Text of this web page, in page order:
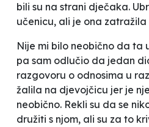
bili su na strani dječaka.
učenicu, ali je ona
Nije mi bilo neobično da ta
pa sam odlučio da jedan
razgovoru o odnosima u
žalila na djevojčicu jer je
neobično. Rekli su da se
družiti s njom, ali su za to